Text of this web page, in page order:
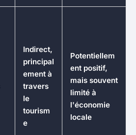
Indirect,
principal
ement à
travers
le
tourism
e
Potentiellem
ent positif,
mais souvent
limité à
l'économie
locale